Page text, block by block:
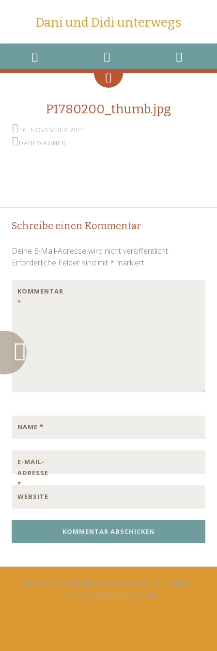
Dani und Didi unterwegs
MENU
WIDGETS
SEARCH
P1780200_thumb.jpg
16. NOVEMBER 2024
DANI WAGNER
Post
Schreibe einen Kommentar
Deine E-Mail-Adresse wird nicht veröffentlicht.
Erforderliche Felder sind mit * markiert
KOMMENTAR
*
NAME *
E-MAIL-
ADRESSE
*
WEBSITE
PROUDLY POWERED BY WORDPRESS |
THEME:
FICTIVE BY WORDPRESS.COM.